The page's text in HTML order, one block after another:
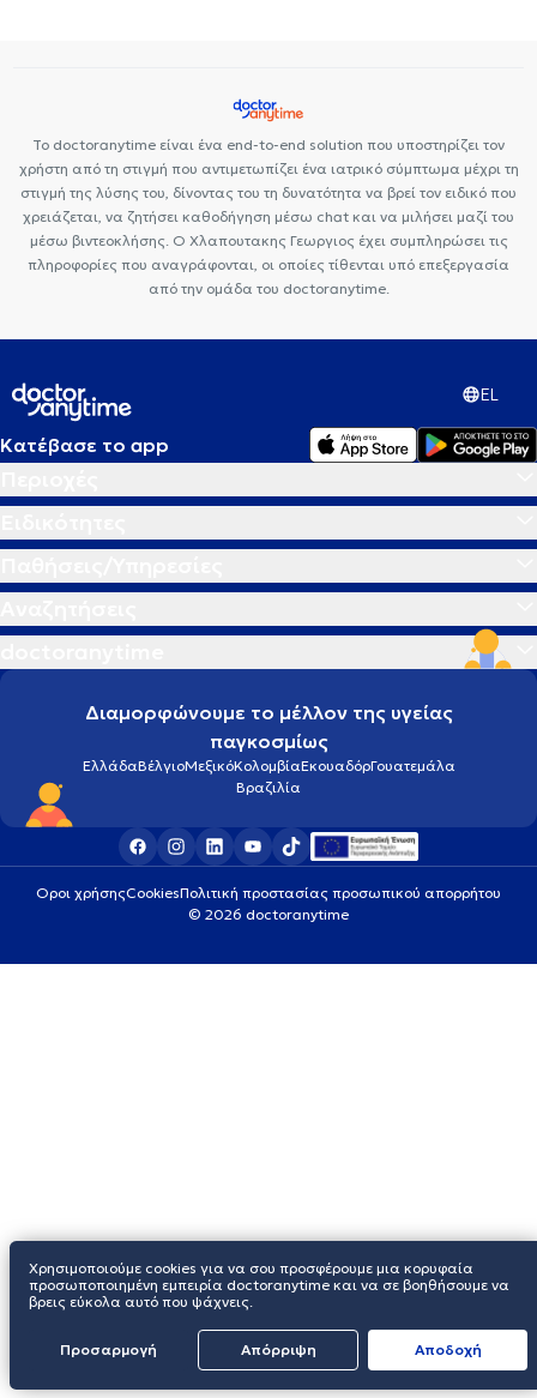
Το doctoranytime είναι ένα end-to-end solution που υποστηρίζει τον
χρήστη από τη στιγμή που αντιμετωπίζει ένα ιατρικό σύμπτωμα μέχρι τη
στιγμή της λύσης του, δίνοντας του τη δυνατότητα να βρεί τον ειδικό που
χρειάζεται, να ζητήσει καθοδήγηση μέσω chat και να μιλήσει μαζί του
μέσω βιντεοκλήσης. Ο Χλαπουτακης Γεωργιος έχει συμπληρώσει τις
πληροφορίες που αναγράφονται, οι οποίες τίθενται υπό επεξεργασία
από την ομάδα του doctoranytime.
EL
Κατέβασε το app
Διαμορφώνουμε το μέλλον της υγείας
παγκοσμίως
ΕλλάδαΒέλγιοΜεξικόΚολομβίαΕκουαδόρΓουατεμάλα
Βραζιλία
Οροι χρήσηςCookiesΠολιτική προστασίας προσωπικού απορρήτου
© 2026 doctoranytime
Χρησιμοποιούμε cookies για να σου προσφέρουμε μια κορυφαία
προσωποποιημένη εμπειρία doctoranytime και να σε βοηθήσουμε να
βρεις εύκολα αυτό που ψάχνεις.
Προσαρμογή Απόρριψη Aποδοχή